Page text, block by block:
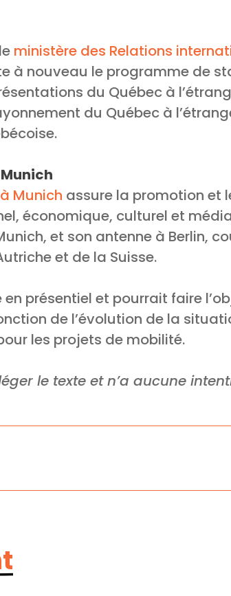
ministère des Relations
à nouveau le programme de
du Québec à
du Québec à
Munich assure la promotion et
économique, culturel et
et son antenne à Berlin,
et de la Suisse.
présentiel et pourrait faire
de l’évolution de la
les projets de mobilité.
le texte et n’a aucune